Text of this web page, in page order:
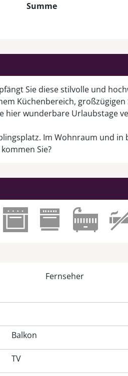
Summe
Sie diese stilvolle und
Küchenbereich,
hier wunderbare Urlaubstage
Im Wohnraum und in
Sie?
Fernseher
Balkon
TV